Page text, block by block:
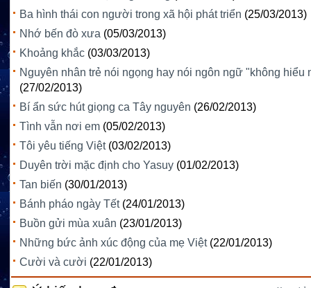
Ba hình thái con người trong xã hội phát triển (25/03/2013)
Nhớ bến đò xưa (05/03/2013)
Khoảng khắc (03/03/2013)
Nguyên nhân trẻ nói ngọng hay nói ngôn ngữ "không hiểu
(27/02/2013)
Bí ẩn sức hút giọng ca Tây nguyên (26/02/2013)
Tình vẫn nơi em (05/02/2013)
Tôi yêu tiếng Việt (03/02/2013)
Duyên trời mặc định cho Yasuy (01/02/2013)
Tan biến (30/01/2013)
Bánh pháo ngày Tết (24/01/2013)
Buồn gửi mùa xuân (23/01/2013)
Những bức ảnh xúc động của mẹ Việt (22/01/2013)
Cười và cười (22/01/2013)